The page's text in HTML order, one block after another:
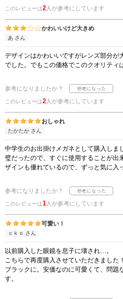
このレビューは2人が参考にしています
かわいいけど大きめ
あ さん
デザインはかわいいですがレンズ部分が
でした。でもこの価格でこのクオリティ
参考になりましたか？
このレビューは2人が参考にしています
おしゃれ
たかたか さん
中学生のお出掛けメガネとして購入しま
璧だったので、すぐに使用することが出
ザインも優れているので、ずっと気に入
参考になりましたか？
このレビューは1人が参考にしています
可愛い！
ｃｋｏ さん
以前購入した眼鏡を息子に壊され…。
こちらで再度購入させていただきました
ブラックに。安価なのに可愛くて、問題
す。